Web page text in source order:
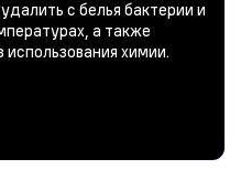
с белья бактерии и
а также
использования химии.